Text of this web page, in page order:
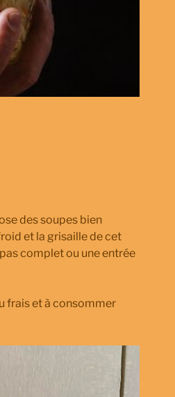
des soupes bien
et la grisaille de cet
complet ou une entrée
frais et à consommer